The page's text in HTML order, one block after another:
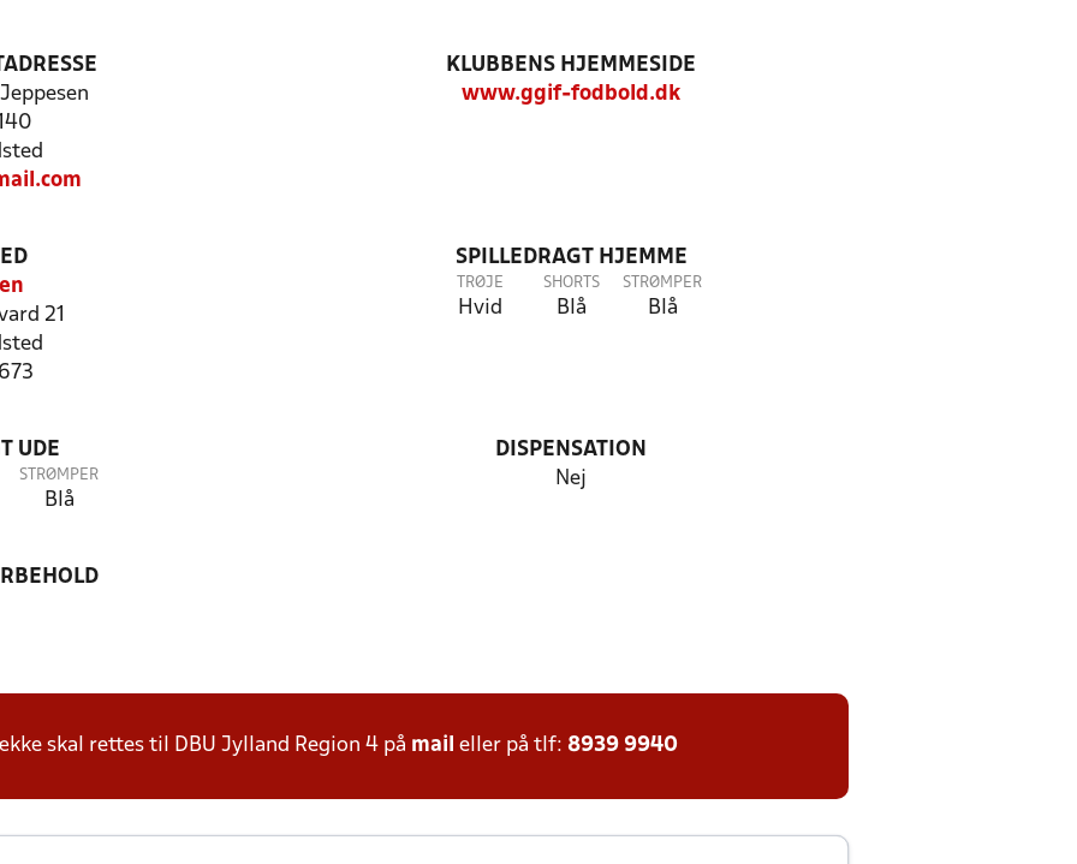
KLUBBENS HJEMMESIDE
www.ggif-fodbold.dk
21
SPILLEDRAGT HJEMME
TRØJE
Hvid
SHORTS
Blå
STRØMPER
Blå
UDE
STRØMPER
Blå
DISPENSATION
Nej
skal rettes til DBU Jylland Region 4 på mail eller på tlf: 8939 9940